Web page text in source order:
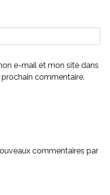
e-mail et mon site dans
commentaire.
commentaires par